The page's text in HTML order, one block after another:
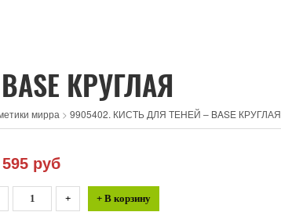
КРУГЛАЯ
мирра > 9905402. КИСТЬ ДЛЯ ТЕНЕЙ – BASE КРУГЛАЯ
595 руб
+ + В корзину